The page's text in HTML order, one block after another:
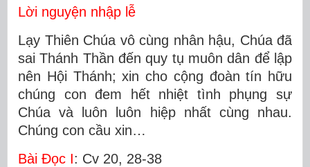
Lời nguyện nhập lễ
Lạy Thiên Chúa vô cùng nhân hậu, Chúa đã
sai Thánh Thần đến quy tụ muôn dân để lập
nên Hội Thánh; xin cho cộng đoàn tín hữu
chúng con đem hết nhiệt tình phụng sự
Chúa và luôn luôn hiệp nhất cùng nhau.
Chúng con cầu xin…
Bài Ðọc I: Cv 20, 28-38